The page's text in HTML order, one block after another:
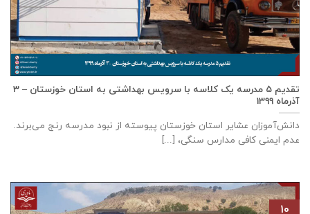
تقدیم ۵ مدرسه یک کلاسه با سرويس بهداشتی به استان خوزستان – ۳
آذر‌ماه ۱۳۹۹
دانش‌آموزان عشایر استان خوزستان پيوسته از نبود مدرسه رنج می‌برند.
عدم ایمنی کافی مدارس سنگی، [...]
۱۰